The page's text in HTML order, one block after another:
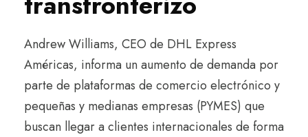
Andrew Williams, CEO de DHL Express
Américas, informa un aumento de demanda por
parte de plataformas de comercio electrónico y
pequeñas y medianas empresas (PYMES) que
buscan llegar a clientes internacionales de forma